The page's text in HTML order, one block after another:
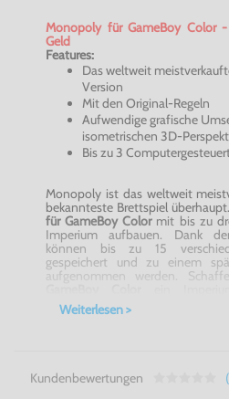
Monopoly für GameBoy Color
Geld
Features:
Das weltweit
Version
Mit den Original-Regeln
Aufwendige grafische
isometrischen 3D-
Bis zu 3
Monopoly ist das weltweit
bekannteste Brettspiel
für GameBoy Colormit bis zu
Imperium aufbauen. Dank
können bis zu 15
gespeichert und zu einem
aufgenommen werden.
Konkurrenz die Luft zum Atmen.
Weiterlesen >
Kundenbewertungen